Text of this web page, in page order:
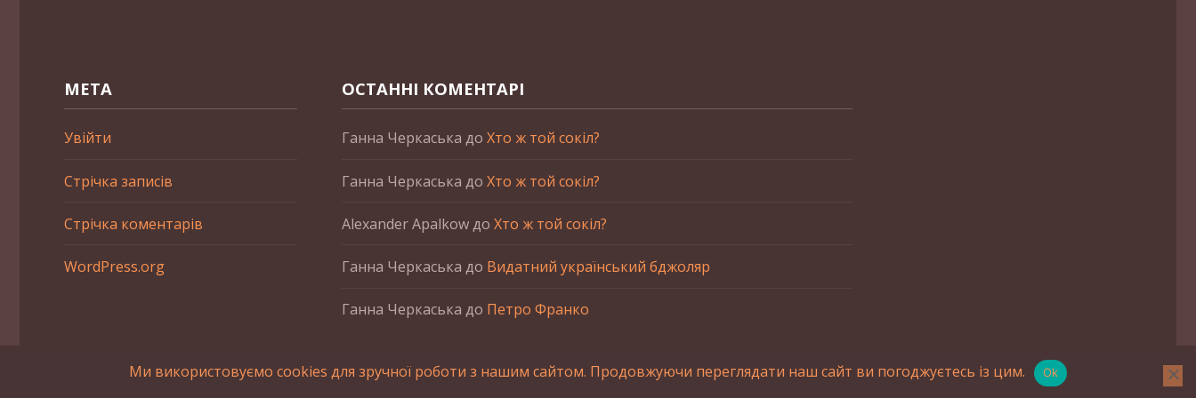
МЕТА
Увійти
Стрічка записів
Стрічка коментарів
WordPress.org
ОСТАННІ КОМЕНТАРІ
Ганна Черкаська до Хто ж той сокіл?
Ганна Черкаська до Хто ж той сокіл?
Alexander Apalkowдо Хто ж той сокіл?
Ганна Черкаська до Видатний український бджоляр
Ганна Черкаська до Петро Франко
2015-2023 © UAHistory Всі права застережено. При використанні матеріалів сайта обов'язкове зворотнє посилання.
Ми використовуємо cookies для зручної роботи з нашим сайтом. Продовжуючи переглядати наш сайт ви погоджуєтесь із цим. Ok